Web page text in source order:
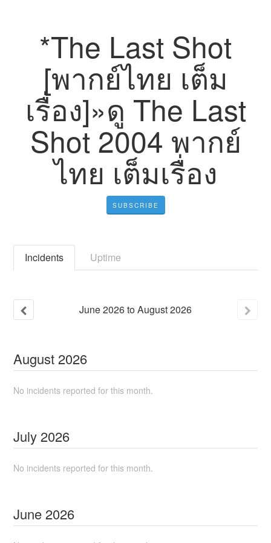
*The Last Shot
[พากย์ไทย เต็ม
เรื่อง]»ดู The Last
Shot 2004 พากย์
ไทย เต็มเรื่อง
SUBSCRIBE
Incidents Uptime
June2026toAugust2026
August 2026
No incidents reported for this month.
July 2026
No incidents reported for this month.
June 2026